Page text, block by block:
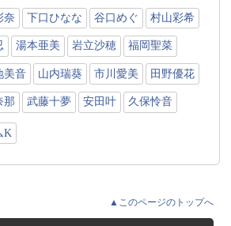
奈 下口ひなな 谷口めぐ 村山彩希
湯本亜美 岩立沙穂 福岡聖菜
美音 山内瑞葵 市川愛美 田野優花
那 武藤十夢 安田叶 久保怜音
K
▲このページのトップへ